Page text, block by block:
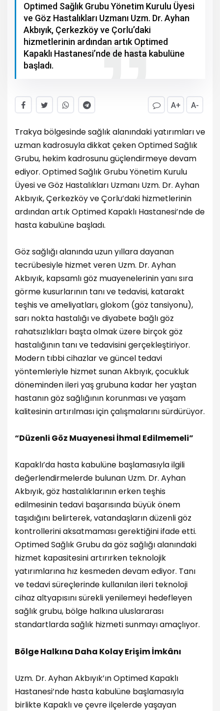
Optimed Sağlık Grubu Yönetim Kurulu Üyesi
ve Göz Hastalıkları Uzmanı Uzm. Dr. Ayhan
Akbıyık, Çerkezköy ve Çorlu’daki
hizmetlerinin ardından artık Optimed
Kapaklı Hastanesi’nde de hasta kabulüne
başladı.
A+ A-
Trakya bölgesinde sağlık alanındaki yatırımları ve
uzman kadrosuyla dikkat çeken Optimed Sağlık
Grubu, hekim kadrosunu güçlendirmeye devam
ediyor. Optimed Sağlık Grubu Yönetim Kurulu
Üyesi ve Göz Hastalıkları Uzmanı Uzm. Dr. Ayhan
Akbıyık, Çerkezköy ve Çorlu’daki hizmetlerinin
ardından artık Optimed Kapaklı Hastanesi’nde de
hasta kabulüne başladı.
Göz sağlığı alanında uzun yıllara dayanan
tecrübesiyle hizmet veren Uzm. Dr. Ayhan
Akbıyık, kapsamlı göz muayenelerinin yanı sıra
görme kusurlarının tanı ve tedavisi, katarakt
teşhis ve ameliyatları, glokom (göz tansiyonu),
sarı nokta hastalığı ve diyabete bağlı göz
rahatsızlıkları başta olmak üzere birçok göz
hastalığının tanı ve tedavisini gerçekleştiriyor.
Modern tıbbi cihazlar ve güncel tedavi
yöntemleriyle hizmet sunan Akbıyık, çocukluk
döneminden ileri yaş grubuna kadar her yaştan
hastanın göz sağlığının korunması ve yaşam
kalitesinin artırılması için çalışmalarını sürdürüyor.
“Düzenli Göz Muayenesi İhmal Edilmemeli”
Kapaklı’da hasta kabulüne başlamasıyla ilgili
değerlendirmelerde bulunan Uzm. Dr. Ayhan
Akbıyık, göz hastalıklarının erken teşhis
edilmesinin tedavi başarısında büyük önem
taşıdığını belirterek, vatandaşların düzenli göz
kontrollerini aksatmaması gerektiğini ifade etti.
Optimed Sağlık Grubu da göz sağlığı alanındaki
hizmet kapasitesini artırırken teknolojik
yatırımlarına hız kesmeden devam ediyor. Tanı
ve tedavi süreçlerinde kullanılan ileri teknoloji
cihaz altyapısını sürekli yenilemeyi hedefleyen
sağlık grubu, bölge halkına uluslararası
standartlarda sağlık hizmeti sunmayı amaçlıyor.
Bölge Halkına Daha Kolay Erişim İmkânı
Uzm. Dr. Ayhan Akbıyık’ın Optimed Kapaklı
Hastanesi’nde hasta kabulüne başlamasıyla
birlikte Kapaklı ve çevre ilçelerde yaşayan